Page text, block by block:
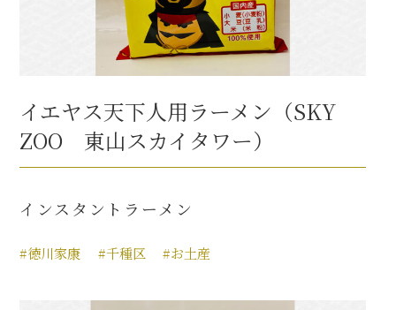
イエヤス天下人用ラーメン（SKY
ZOO 東山スカイタワー）
インスタントラーメン
#徳川家康 #千種区 #お土産